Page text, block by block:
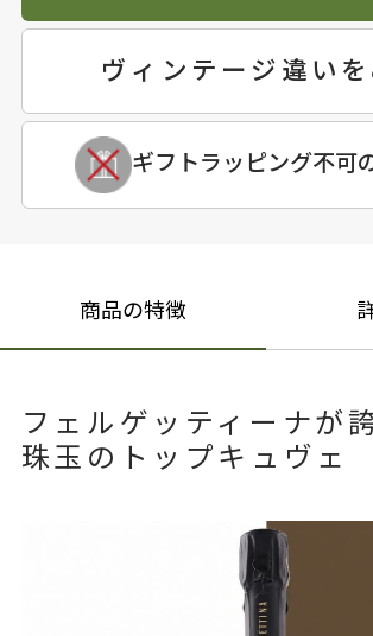
ヴィンテージ違いを
ギフトラッピング不可
商品の特徴
フェルゲッティーナが
珠玉のトップキュヴェ